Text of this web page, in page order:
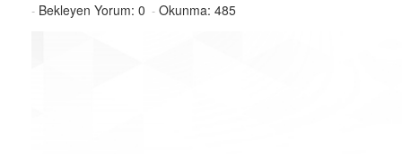
Bekleyen Yorum: 0
Okunma: 485